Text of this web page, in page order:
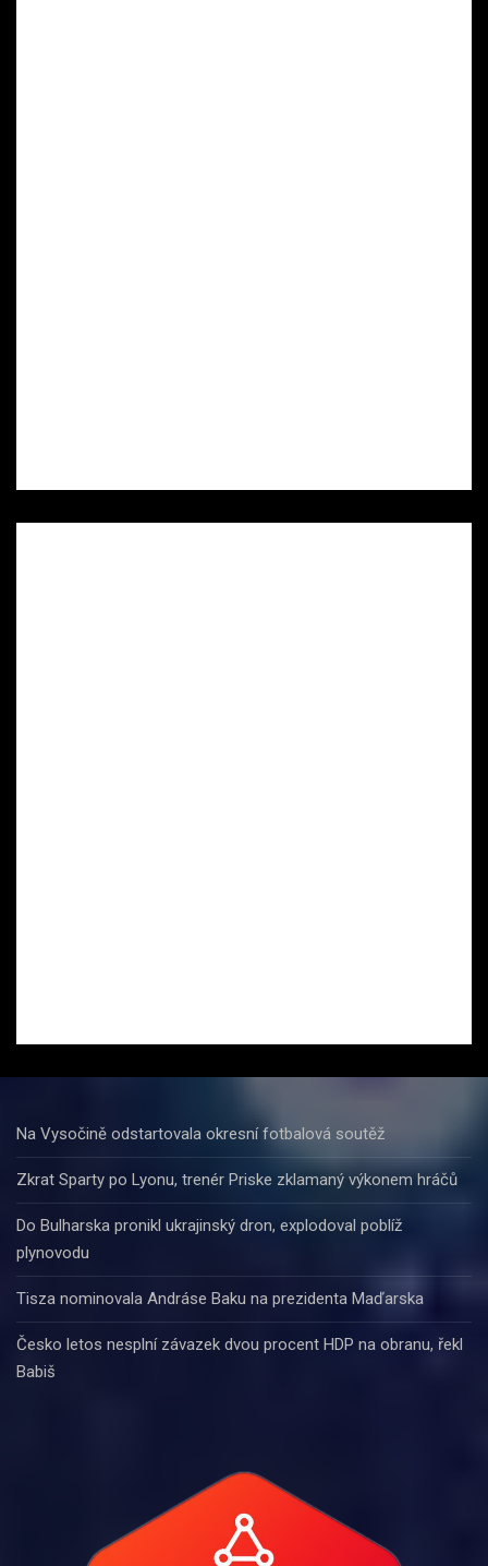
Na Vysočině odstartovala okresní fotbalová soutěž
Zkrat Sparty po Lyonu, trenér Priske zklamaný výkonem hráčů
Do Bulharska pronikl ukrajinský dron, explodoval poblíž
plynovodu
Tisza nominovala Andráse Baku na prezidenta Maďarska
Česko letos nesplní závazek dvou procent HDP na obranu, řekl
Babiš